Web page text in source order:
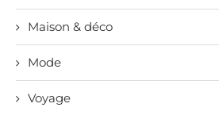
Maison & déco
Mode
Voyage